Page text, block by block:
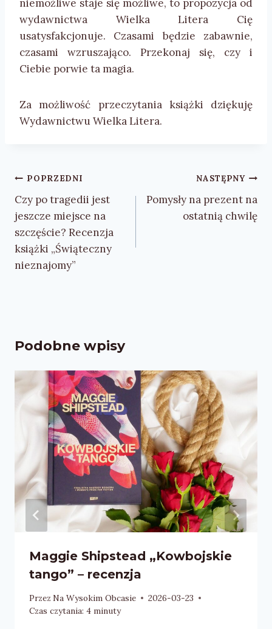
niemożliwe staje się możliwe, to propozycja od
wydawnictwa Wielka Litera Cię
usatysfakcjonuje. Czasami będzie zabawnie,
czasami wzruszająco. Przekonaj się, czy i
Ciebie porwie ta magia.
Za możliwość przeczytania książki dziękuję
Wydawnictwu Wielka Litera.
Nawigacja
wpisu
POPRZEDNI
Czy po tragedii jest
jeszcze miejsce na
szczęście? Recenzja
książki „Świąteczny
nieznajomy”
NASTĘPNY
Pomysły na prezent na
ostatnią chwilę
Podobne wpisy
Maggie Shipstead „Kowbojskie
tango” – recenzja
Przez Na Wysokim Obcasie
2026-03-23
Czas czytania: 4 minuty